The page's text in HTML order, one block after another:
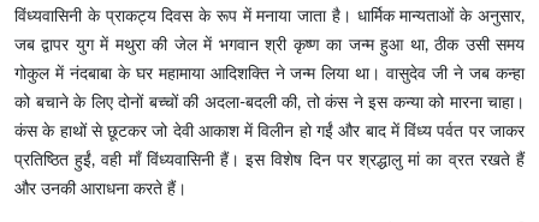
विंध्यवासिनी के प्राकट्य दिवस के रूप में मनाया जाता है। धार्मिक मान्यताओं के अनुसार,
जब द्वापर युग में मथुरा की जेल में भगवान श्री कृष्ण का जन्म हुआ था, ठीक उसी समय
गोकुल में नंदबाबा के घर महामाया आदिशक्ति ने जन्म लिया था। वासुदेव जी ने जब कन्हा
को बचाने के लिए दोनों बच्चों की अदला-बदली की, तो कंस ने इस कन्या को मारना चाहा।
कंस के हाथों से छूटकर जो देवी आकाश में विलीन हो गईं और बाद में विंध्य पर्वत पर जाकर
प्रतिष्ठित हुईं, वही माँ विंध्यवासिनी हैं। इस विशेष दिन पर श्रद्धालु मां का व्रत रखते हैं
और उनकी आराधना करते हैं।